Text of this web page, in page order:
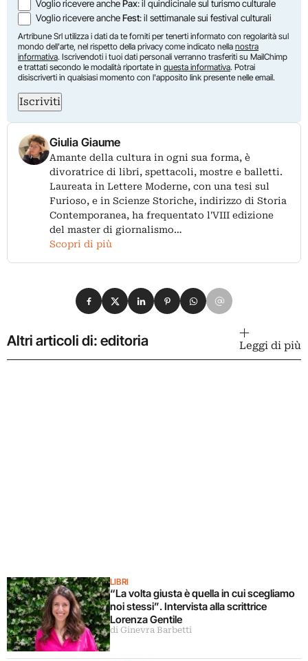
Voglio ricevere anche Pax: il quindicinale sul turismo culturale
Voglio ricevere ancheFest: il settimanale sui festival culturali
Artribune Srl utilizza i dati da te forniti per tenerti informato con regolarità sul
mondo dell'arte, nel rispetto della privacy come indicato nella nostra
informativa. Iscrivendoti i tuoi dati personali verranno trasferiti su MailChimp
e trattati secondo le modalità riportate in questa informativa. Potrai
disiscriverti in qualsiasi momento con l'apposito link presente nelle email.
Iscriviti
Giulia Giaume
Amante della cultura in ogni sua forma, è
divoratrice di libri, spettacoli, mostre e balletti.
Laureata in Lettere Moderne, con una tesi sul
Furioso, e in Scienze Storiche, indirizzo di Storia
Contemporanea, ha frequentato l'VIII edizione
del master di giornalismo…
Scopri di più
Condividi su Facebook
Condividi su X
Condividi su LinkedIn
Condividi su Pinterest
Condividi su WhatsApp
Condividi su Email
Altri articoli di: editoria Leggi di più
LIBRI
“La volta giusta è quella in cui scegliamo
noi stessi”. Intervista alla scrittrice
Lorenza Gentile
di Ginevra Barbetti